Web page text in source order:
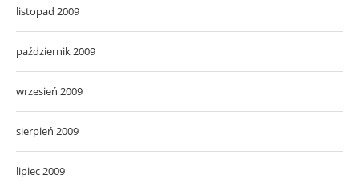
listopad 2009
październik 2009
wrzesień 2009
sierpień 2009
lipiec 2009